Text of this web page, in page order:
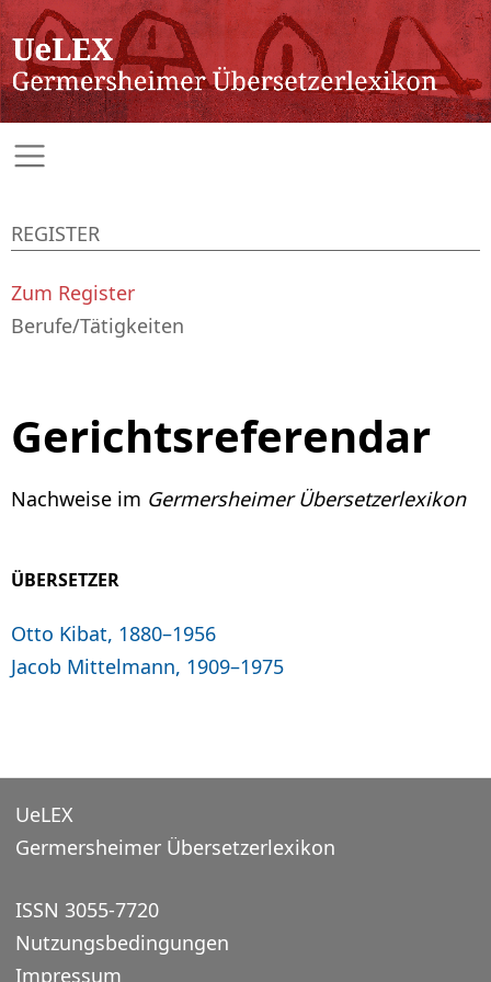
Gerichtsreferendar
Nachweise im Germersheimer Übersetzerlexikon
ÜBERSETZER
Otto Kibat, 1880–1956
Jacob Mittelmann, 1909–1975
REGISTER
Zum Register
Berufe/Tätigkeiten
UeLEX
Germersheimer Übersetzerlexikon
ISSN 3055-7720
Nutzungsbedingungen
Impressum